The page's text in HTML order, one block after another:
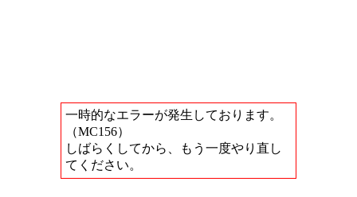
一時的なエラーが発生しております。
（MC156）
しばらくしてから、もう一度やり直し
てください。